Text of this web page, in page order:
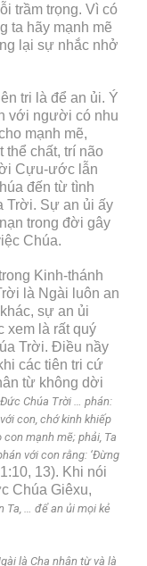
trầm trọng. Vì có
ta hãy mạnh mẽ
lại sự nhắc nhở
tri là để an ủi. Ý
với người có nhu
mạnh mẽ,
thể chất, trí não
Cựu-ước lẫn
đến từ tình
Trời. Sự an ủi ấy
trong đời gây
Chúa.
Kinh-thánh
là Ngài luôn an
sự an ủi
xem là rất quý
Trời. Điều nầy
các tiên tri cứ
từ không dời
Đức Chúa Trời … phán:
con, chớ kinh khiếp
mạnh mẽ; phải, Ta
với con rằng: ‘Đừng
13). Khi nói
Chúa Giêxu,
Ta, … để an ủi mọi kẻ
là Cha nhân từ và là